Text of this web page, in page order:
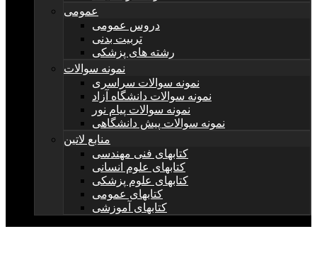
عمومی
دروس عمومی
تربیت بدنی
رشته های پزشکی
نمونه سوالات
نمونه سوالات سراسری
نمونه سوالات دانشگاه آزاد
نمونه سوالات پیام نور
نمونه سوالات پیش دانشگاهی
منابع لاتین
کتابهای فنی مهندسی
کتابهای علوم انسانی
کتابهای علوم پزشکی
کتابهای عمومی
کتابهای آموزشی